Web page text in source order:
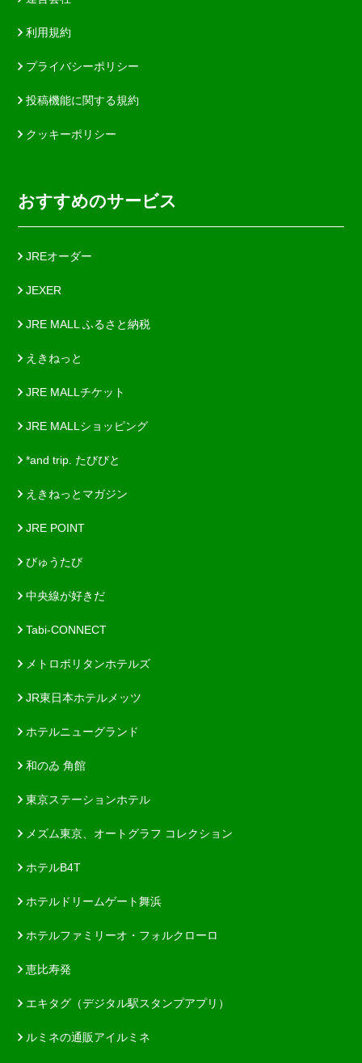
利用規約
プライバシーポリシー
投稿機能に関する規約
クッキーポリシー
おすすめのサービス
JREオーダー
JEXER
JRE MALL ふるさと納税
えきねっと
JRE MALLチケット
JRE MALLショッピング
*and trip. たびびと
えきねっとマガジン
JRE POINT
びゅうたび
中央線が好きだ
Tabi-CONNECT
メトロポリタンホテルズ
JR東日本ホテルメッツ
ホテルニューグランド
和のゐ 角館
東京ステーションホテル
メズム東京、オートグラフ コレクション
ホテルB4T
ホテルドリームゲート舞浜
ホテルファミリーオ・フォルクローロ
恵比寿発
エキタグ（デジタル駅スタンプアプリ）
ルミネの通販アイルミネ